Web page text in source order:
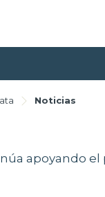
Noticias
apoyando el